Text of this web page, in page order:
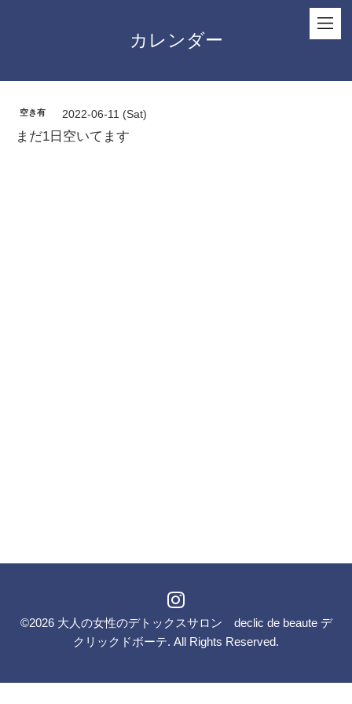
カレンダー
空き有 2022-06-11 (Sat)
まだ1日空いてます
©2026 大人の女性のデトックスサロン declic de beaute デ
クリックドボーテ. All Rights Reserved.